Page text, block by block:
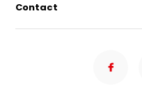
Contact